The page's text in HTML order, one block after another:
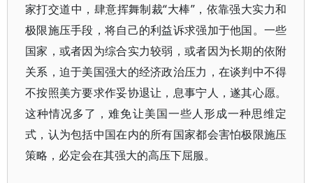
家打交道中，肆意挥舞制裁“大棒”，依靠强大实力和
极限施压手段，将自己的利益诉求强加于他国。一些
国家，或者因为综合实力较弱，或者因为长期的依附
关系，迫于美国强大的经济政治压力，在谈判中不得
不按照美方要求作妥协退让，息事宁人，遂其心愿。
这种情况多了，难免让美国一些人形成一种思维定
式，认为包括中国在内的所有国家都会害怕极限施压
策略，必定会在其强大的高压下屈服。